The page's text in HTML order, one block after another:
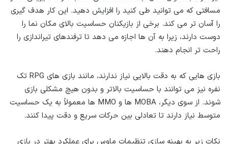
مسافتی که می توانید طی کنید را افزایش دهید. این کار هدف گیری
را آسان تر می کند. برخی از بازیکنان حساسیت بالای مکان نما را
دوست دارند، زیرا به آن ها اجازه می دهد تا ترفندهای تیراندازی را
راحت تر انجام دهند.
بازی هایی که به دقت بالایی نیاز ندارند، مانند بازی های RPG تک
نفره نیز می توانند با حساسیت بالاتر و بدون هیچ مشکلی بازی
شوند. از سوی دیگر، MOBA ها و MMO ها معمولاً به یک حساسیت
متوسط نیاز دارند تا تعادلی بین حرکات سریع و دقت پیدا کنند.
نکات زیر به بهینه سازی تنظیمات ماوس برای عملکرد بهتر در بازی